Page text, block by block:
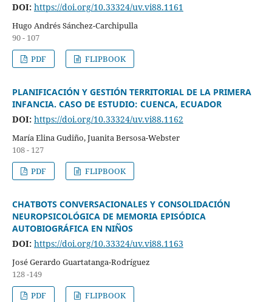
DOI: https://doi.org/10.33324/uv.vi88.1161
Hugo Andrés Sánchez-Carchipulla
90 - 107
PDF
FLIPBOOK
PLANIFICACIÓN Y GESTIÓN TERRITORIAL DE LA PRIMERA
INFANCIA. CASO DE ESTUDIO: CUENCA, ECUADOR
DOI: https://doi.org/10.33324/uv.vi88.1162
María Elina Gudiño, Juanita Bersosa-Webster
108 - 127
PDF
FLIPBOOK
CHATBOTS CONVERSACIONALES Y CONSOLIDACIÓN
NEUROPSICOLÓGICA DE MEMORIA EPISÓDICA
AUTOBIOGRÁFICA EN NIÑOS
DOI: https://doi.org/10.33324/uv.vi88.1163
José Gerardo Guartatanga-Rodríguez
128 -149
PDF
FLIPBOOK